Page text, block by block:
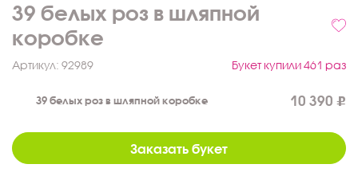
39 белых роз в шляпной
коробке
Артикул: 92989 Букет купили 461 раз
39 белых роз в шляпной коробке 10 390
Заказать букет